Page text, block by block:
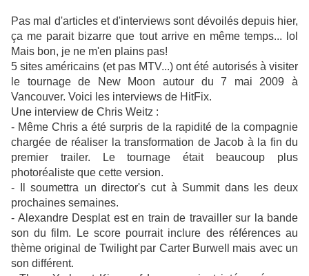
Pas mal d'articles et d'interviews sont dévoilés depuis hier,
ça me parait bizarre que tout arrive en même temps... lol
Mais bon, je ne m'en plains pas!
5 sites américains (et pas MTV...) ont été autorisés à visiter
le tournage de New Moon autour du 7 mai 2009 à
Vancouver. Voici les interviews de HitFix.
Une interview de Chris Weitz :
- Même Chris a été surpris de la rapidité de la compagnie
chargée de réaliser la transformation de Jacob à la fin du
premier trailer. Le tournage était beaucoup plus
photoréaliste que cette version.
- Il soumettra un director's cut à Summit dans les deux
prochaines semaines.
- Alexandre Desplat est en train de travailler sur la bande
son du film. Le score pourrait inclure des références au
thème original de Twilight par Carter Burwell mais avec un
son différent.